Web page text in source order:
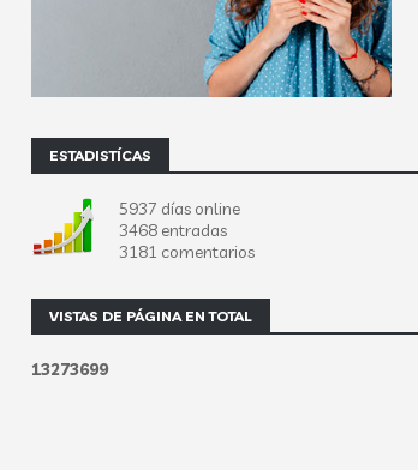
ESTADISTÍCAS
5937 días online
3468 entradas
3181 comentarios
VISTAS DE PÁGINA EN TOTAL
13273699